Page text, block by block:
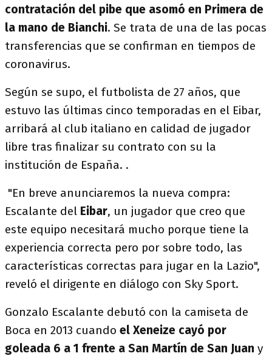
contratación del pibe que asomó en Primera de
la mano de Bianchi. Se trata de una de las pocas
transferencias que se confirman en tiempos de
coronavirus.
Según se supo, el futbolista de 27 años, que
estuvo las últimas cinco temporadas en el Eibar,
arribará al club italiano en calidad de jugador
libre tras finalizar su contrato con su la
institución de España. .
"En breve anunciaremos la nueva compra:
Escalante del Eibar, un jugador que creo que
este equipo necesitará mucho porque tiene la
experiencia correcta pero por sobre todo, las
características correctas para jugar en la Lazio",
reveló el dirigente en diálogo con Sky Sport.
Gonzalo Escalante debutó con la camiseta de
Boca en 2013 cuando el Xeneize cayó por
goleada 6 a 1 frente a San Martín de San Juan y